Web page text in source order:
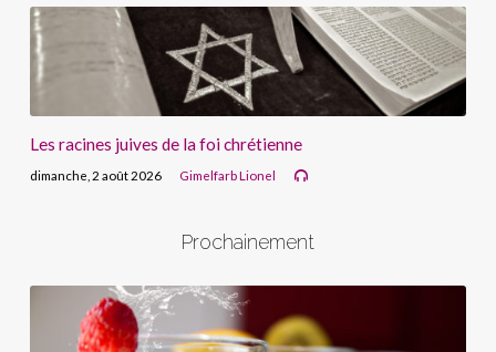
Les racines juives de la foi chrétienne
dimanche, 2 août 2026 Gimelfarb Lionel
Prochainement